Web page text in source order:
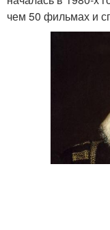
чем 50 фильмах и